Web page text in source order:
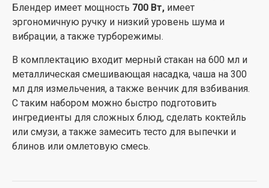
Блендер имеет мощность 700 Вт, имеет
эргономичную ручку и низкий уровень шума и
вибрации, а также турборежимы.
В комплектацию входит мерный стакан на 600 мл и
металлическая смешивающая насадка, чаша на 300
мл для измельчения, а также венчик для взбивания.
С таким набором можно быстро подготовить
ингредиенты для сложных блюд, сделать коктейль
или смузи, а также замесить тесто для выпечки и
блинов или омлетовую смесь.